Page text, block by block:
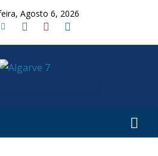
Agosto 6, 2026